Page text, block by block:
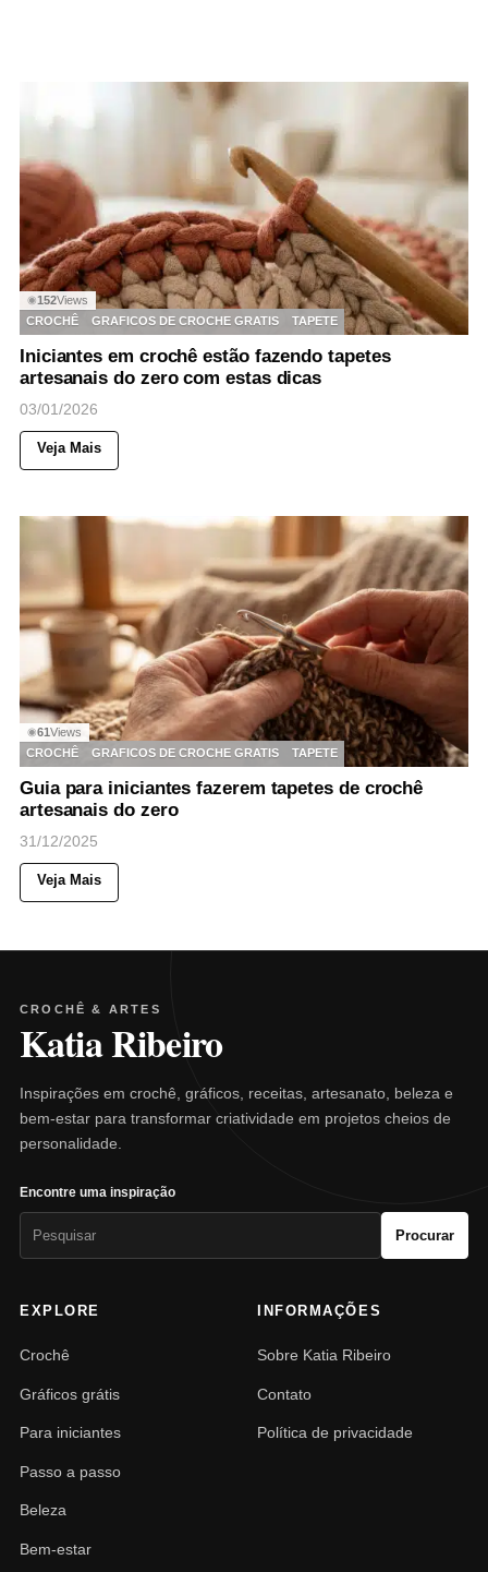
◉152Views
CROCHÊ
GRAFICOS DE CROCHE GRATIS TAPETE
Iniciantes em crochê estão fazendo tapetes
artesanais do zero com estas dicas
03/01/2026
Veja Mais
◉61Views
CROCHÊ
GRAFICOS DE CROCHE GRATIS TAPETE
Guia para iniciantes fazerem tapetes de crochê
artesanais do zero
31/12/2025
Veja Mais
CROCHÊ & ARTES
Katia Ribeiro
Inspirações em crochê, gráficos, receitas, artesanato, beleza e
bem-estar para transformar criatividade em projetos cheios de
personalidade.
Encontre uma inspiração
Procurar
EXPLORE
Crochê
Gráficos grátis
Para iniciantes
Passo a passo
Beleza
Bem-estar
INFORMAÇÕES
Sobre Katia Ribeiro
Contato
Política de privacidade